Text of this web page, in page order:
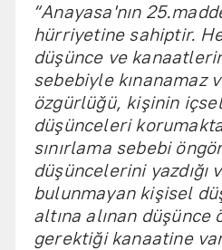
“Anayasa'nın
hürriyetine sahiptir.
düşünce ve
sebebiyle kınanamaz
özgürlüğü, kişinin
düşünceleri
sınırlama sebebi
düşüncelerini yazdığı
bulunmayan kişisel
altına alınan
gerektiği kanaatine